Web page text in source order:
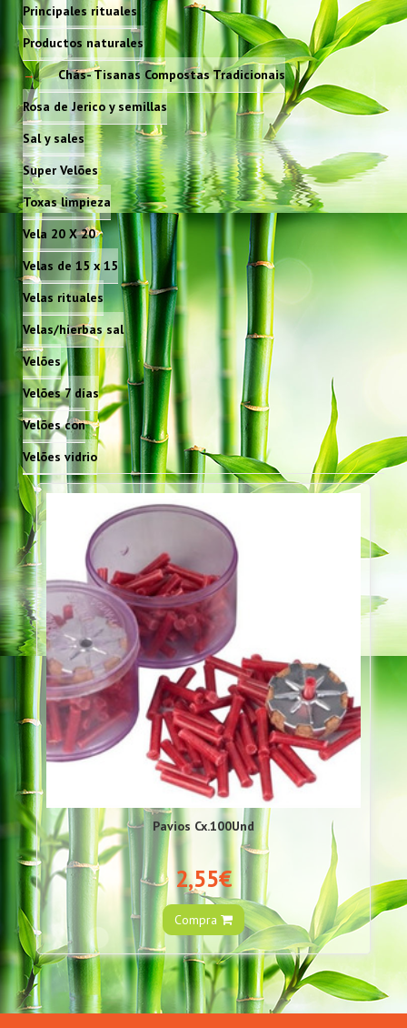
Principales rituales
Productos naturales
Chás- Tisanas Compostas Tradicionais
Rosa de Jerico y semillas
Sal y sales
Super Velões
Toxas limpieza
Vela 20 X 20
Velas de 15 x 15
Velas rituales
Velas/hierbas sal
Velões
Velões 7 días
Velões con
Velões vidrio
Pavios Cx.100Und
2,55€
Compra